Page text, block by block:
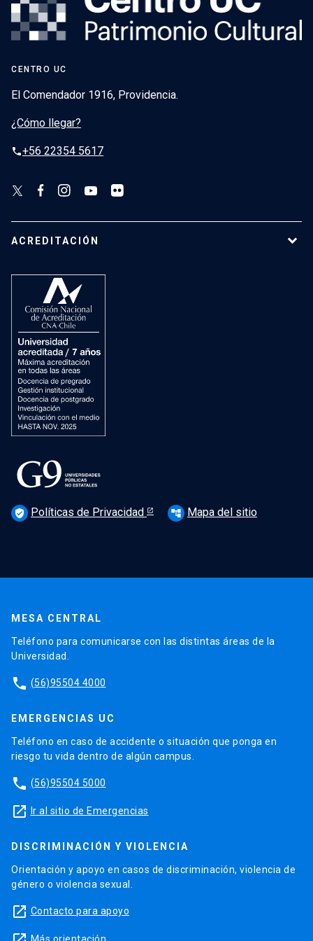
CENTRO UC
El Comendador 1916, Providencia.
¿Cómo llegar?
phone+56 22354 5617
ACREDITACIÓN
verified_user Políticas de Privacidad account_tree Mapa del sitio
MESA CENTRAL
Teléfono para comunicarse con las distintas áreas de la
Universidad.
phone (56)95504 4000
EMERGENCIAS UC
Teléfono en caso de accidente o situación que ponga en
riesgo tu vida dentro de algún campus.
phone (56)95504 5000
launch Ir al sitio de Emergencias
DISCRIMINACIÓN Y VIOLENCIA
Orientación y apoyo en casos de discriminación, violencia de
género o violencia sexual.
launch Contacto para apoyo
Más orientación